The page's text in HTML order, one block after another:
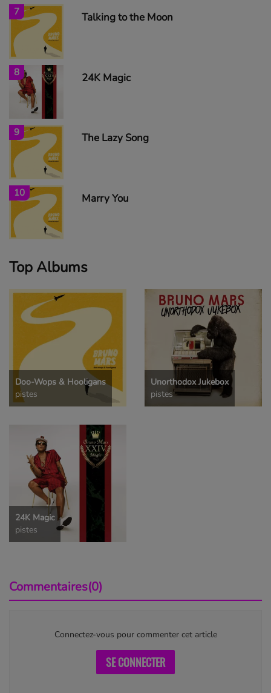
7 Talking to the Moon
8 24K Magic
9 The Lazy Song
10 Marry You
Top Albums
Doo-Wops & Hooligans
pistes
Unorthodox Jukebox
pistes
24K Magic
pistes
Commentaires(0)
Connectez-vous pour commenter cet article
SE CONNECTER